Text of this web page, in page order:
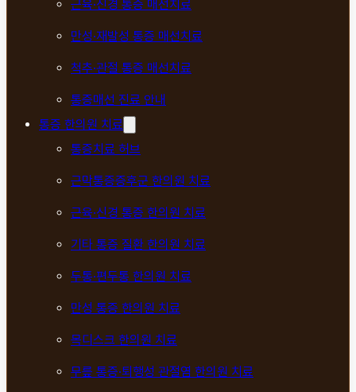
근육·신경 통증 매선치료
만성·재발성 통증 매선치료
척추·관절 통증 매선치료
통증매선 진료 안내
통증 한의원 치료
통증치료 허브
근막통증증후군 한의원 치료
근육·신경 통증 한의원 치료
기타 통증 질환 한의원 치료
두통·편두통 한의원 치료
만성 통증 한의원 치료
목디스크 한의원 치료
무릎 통증·퇴행성 관절염 한의원 치료